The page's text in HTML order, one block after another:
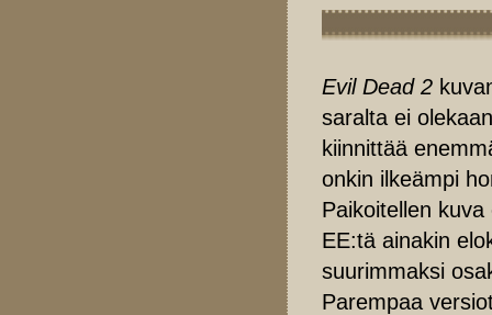
Evil Dead 2
saralta ei
kiinnittää
onkin ilkeämpi
Paikoitellen
EE:tä ainakin
suurimmaksi
Parempaa